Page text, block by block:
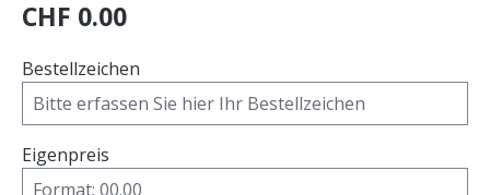
CHF 0.00
Bestellzeichen
Eigenpreis